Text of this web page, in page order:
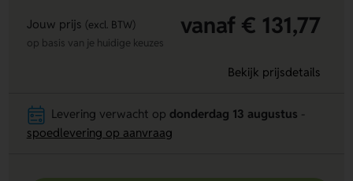
Jouw prijs (excl. BTW) vanaf € 131,77
op basis van je huidige keuzes
Bekijk prijsdetails
Levering verwacht op donderdag 13 augustus
spoedlevering op aanvraag